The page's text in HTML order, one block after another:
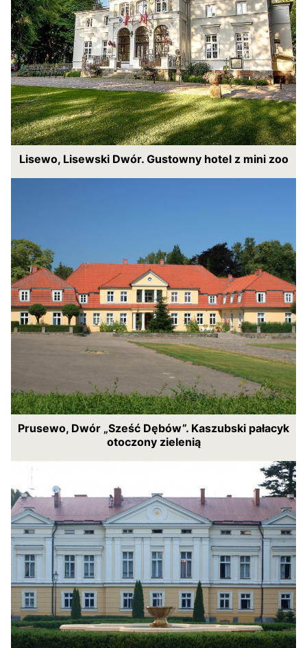
Lisewo, Lisewski Dwór. Gustowny hotel z mini zoo
Prusewo, Dwór „Sześć Dębów”. Kaszubski pałacyk
otoczony zielenią